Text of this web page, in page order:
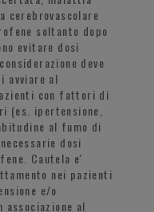
soltanto dopo
evitare dosi
deve
avviare al
con fattori di
(es. ipertensione,
al fumo di
dosi
Cautela e'
nei pazienti
e/o
al